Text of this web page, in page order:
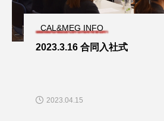
福利厚生 給料
CAL&MEG INFO
2023.3.16 合同入社式
2023.04.15